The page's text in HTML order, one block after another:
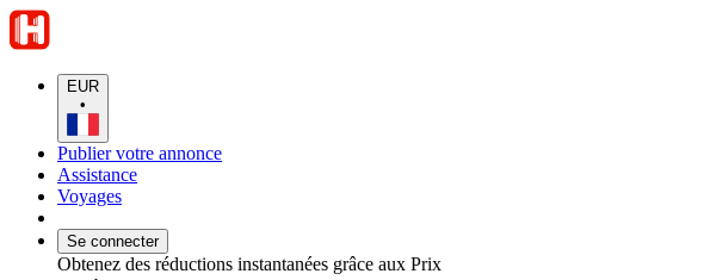
EUR
•
Publier votre annonce
Assistance
Voyages
Se connecter
Obtenez des réductions instantanées grâce aux Prix